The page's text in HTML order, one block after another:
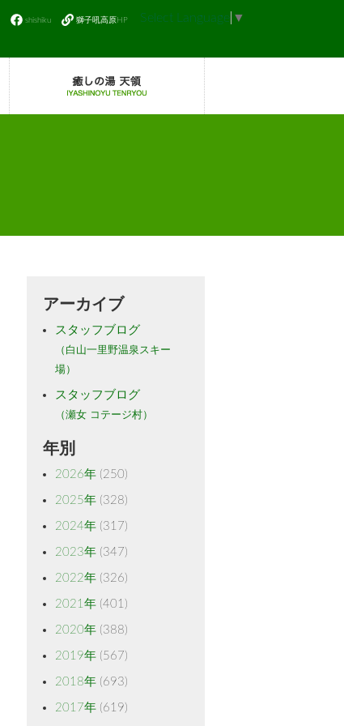
shishiku 獅子吼高原HP Select Language ▼
アーカイブ
スタッフブログ
（白山一里野温泉スキー
場）
スタッフブログ
（瀬女 コテージ村）
年別
2026年 (250)
2025年 (328)
2024年 (317)
2023年 (347)
2022年 (326)
2021年 (401)
2020年 (388)
2019年 (567)
2018年 (693)
2017年 (619)